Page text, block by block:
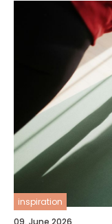
inspiration